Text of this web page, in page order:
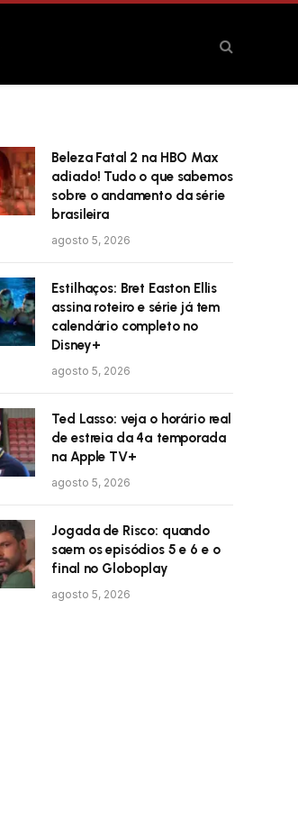
Beleza Fatal 2 na HBO Max
adiado! Tudo o que sabemos
sobre o andamento da série
brasileira
agosto 5, 2026
Estilhaços: Bret Easton Ellis
assina roteiro e série já tem
calendário completo no
Disney+
agosto 5, 2026
Ted Lasso: veja o horário real
de estreia da 4ª temporada
na Apple TV+
agosto 5, 2026
Jogada de Risco: quando
saem os episódios 5 e 6 e o
final no Globoplay
agosto 5, 2026